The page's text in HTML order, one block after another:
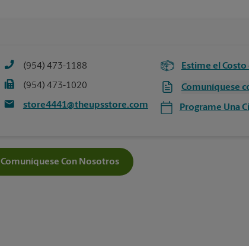
(954) 473-1188
(954) 473-1020
store4441@theupsstore.com
Estime el Costo
Comuníquese
Programe Una
Comuníquese Con Nosotros